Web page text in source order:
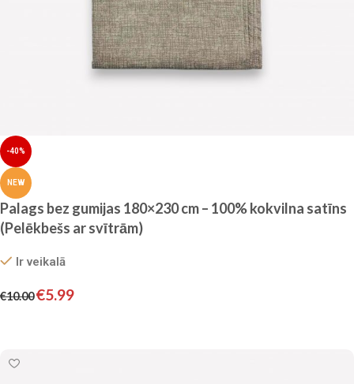
-40%
NEW
Palags bez gumijas 180×230 cm – 100% kokvilna satīns
(Pelēkbešs ar svītrām)
Ir veikalā
€10.00€5.99